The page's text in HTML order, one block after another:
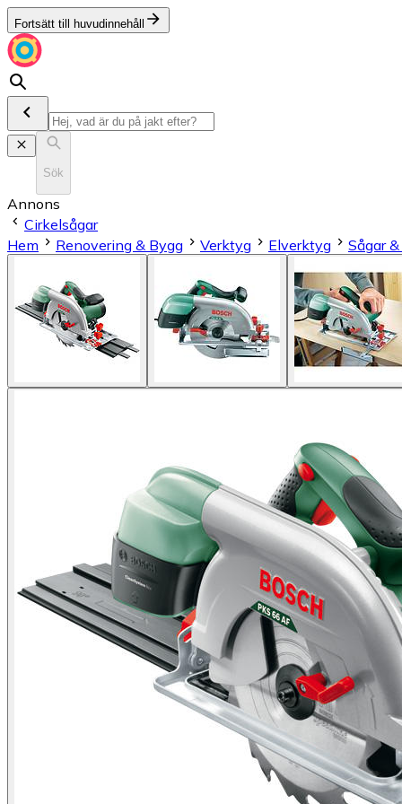
Fortsätt till huvudinnehåll
Sök
Annons
Cirkelsågar
Hem
Renovering & Bygg Verktyg Elverktyg Sågar